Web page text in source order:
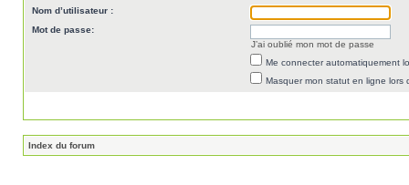
Nom d’utilisateur :
Mot de passe:
J’ai oublié mon mot de passe
Me connecter automatiquement
Masquer mon statut en ligne lors
Index du forum